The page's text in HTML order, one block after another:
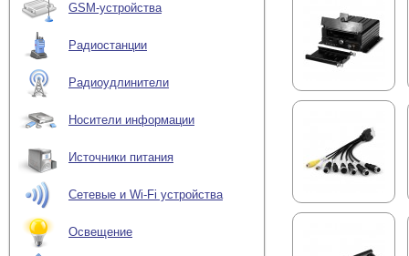
GSM-устройства
Радиостанции
Радиоудлинители
Носители информации
Источники питания
Сетевые и Wi-Fi устройства
Освещение